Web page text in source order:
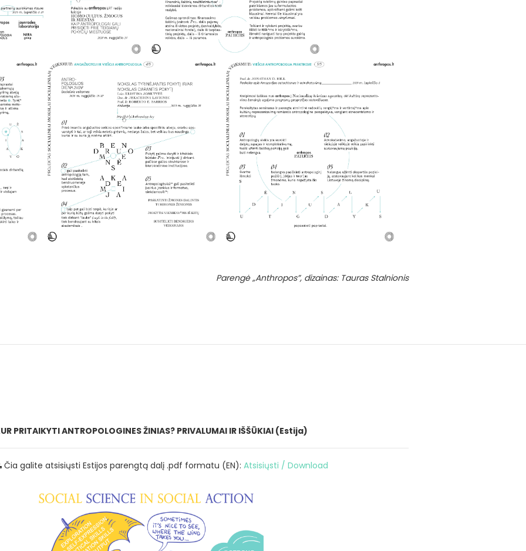
Parengė „Anthropos”, dizainas: Tauras Stalnionis
PRITAIKYTI ANTROPOLOGINES ŽINIAS? PRIVALUMAI IR IŠŠŪKIAI (Estija)
Čia galite atsisiųsti Estijos parengtą dalį .pdf formatu (EN): Atsisiųsti / Download